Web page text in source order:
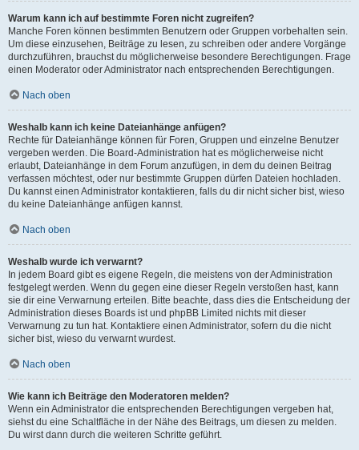
Warum kann ich auf bestimmte Foren nicht zugreifen?
Manche Foren können bestimmten Benutzern oder Gruppen vorbehalten sein.
Um diese einzusehen, Beiträge zu lesen, zu schreiben oder andere Vorgänge
durchzuführen, brauchst du möglicherweise besondere Berechtigungen. Frage
einen Moderator oder Administrator nach entsprechenden Berechtigungen.
Nach oben
Weshalb kann ich keine Dateianhänge anfügen?
Rechte für Dateianhänge können für Foren, Gruppen und einzelne Benutzer
vergeben werden. Die Board-Administration hat es möglicherweise nicht
erlaubt, Dateianhänge in dem Forum anzufügen, in dem du deinen Beitrag
verfassen möchtest, oder nur bestimmte Gruppen dürfen Dateien hochladen.
Du kannst einen Administrator kontaktieren, falls du dir nicht sicher bist, wieso
du keine Dateianhänge anfügen kannst.
Nach oben
Weshalb wurde ich verwarnt?
In jedem Board gibt es eigene Regeln, die meistens von der Administration
festgelegt werden. Wenn du gegen eine dieser Regeln verstoßen hast, kann
sie dir eine Verwarnung erteilen. Bitte beachte, dass dies die Entscheidung der
Administration dieses Boards ist und phpBB Limited nichts mit dieser
Verwarnung zu tun hat. Kontaktiere einen Administrator, sofern du die nicht
sicher bist, wieso du verwarnt wurdest.
Nach oben
Wie kann ich Beiträge den Moderatoren melden?
Wenn ein Administrator die entsprechenden Berechtigungen vergeben hat,
siehst du eine Schaltfläche in der Nähe des Beitrags, um diesen zu melden.
Du wirst dann durch die weiteren Schritte geführt.